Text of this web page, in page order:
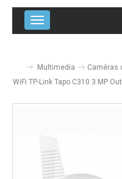
Navigation bascule
Multimedia Caméras
WiFi TP-Link Tapo C310 3 MP